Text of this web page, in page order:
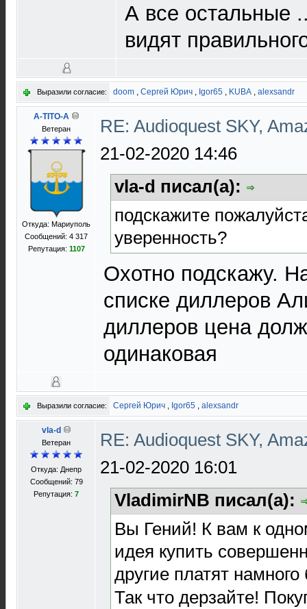
А все остальные
видят
Выразили согласие: doom , Сергей Юрич , Igor65 , KUBA , alexsandr
A-TITO-A
Ветеран
Откуда: Мариуполь
Сообщений: 4 317
Репутация: 1107
RE: Audioquest SKY,
21-02-2020 14:46
vla-d писал(а):
подскажите
уверенность?
Охотно подскажу.
списке диллеров
диллеров цена
одинаковая
Выразили согласие: Сергей Юрич , Igor65 , alexsandr
vla-d
Ветеран
Откуда: Днепр
Сообщений: 79
Репутация: 7
RE: Audioquest SKY,
21-02-2020 16:01
VladimirNB писал(а):
Вы Гений! К вам к
идея купить
другие платят
Так что дерзайте!